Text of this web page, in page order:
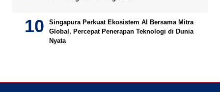
Singapura Perkuat Ekosistem AI Bersama Mitra
Global, Percepat Penerapan Teknologi di Dunia
Nyata